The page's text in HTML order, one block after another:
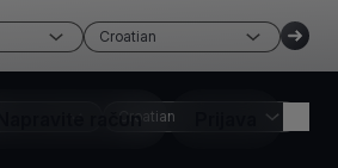
Croatian
Napravite računCroatian